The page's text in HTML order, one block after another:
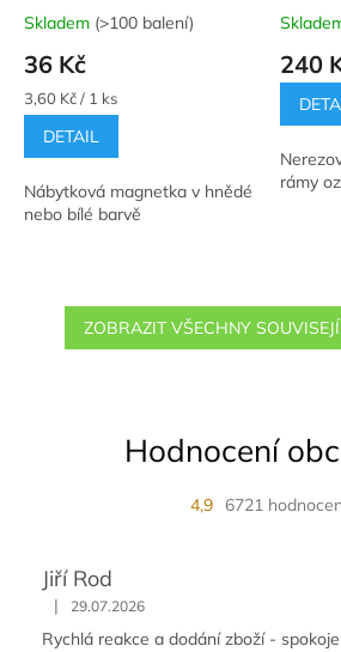
Průměrné
hodnocení
produktu
je
5,0
5
hvězdiček.
Skladem (>100 balení)
36 Kč
Měrná
cena:
3,60 Kč / 1 ks
DETAIL
Nábytková magnetka v hnědé
nebo bílé barvě
5,0
5
240
rámy
ZOBRAZIT VŠECHNY
Hodnocení
4,9 6721
Jiří Rod
| 29.07.2026
Rychlá reakce a dodání zboží -